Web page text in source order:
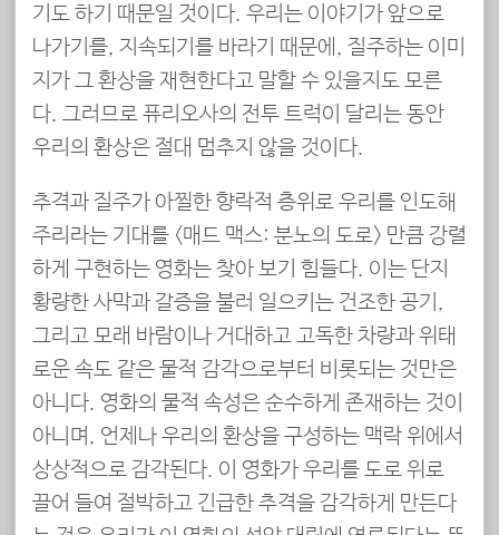
기도 하기 때문일 것이다. 우리는 이야기가 앞으로
나가기를, 지속되기를 바라기 때문에, 질주하는 이미
지가 그 환상을 재현한다고 말할 수 있을지도 모른
다. 그러므로 퓨리오사의 전투 트럭이 달리는 동안
우리의 환상은 절대 멈추지 않을 것이다.
추격과 질주가 아찔한 향락적 층위로 우리를 인도해
주리라는 기대를 <매드 맥스: 분노의 도로> 만큼 강렬
하게 구현하는 영화는 찾아 보기 힘들다. 이는 단지
황량한 사막과 갈증을 불러 일으키는 건조한 공기,
그리고 모래 바람이나 거대하고 고독한 차량과 위태
로운 속도 같은 물적 감각으로부터 비롯되는 것만은
아니다. 영화의 물적 속성은 순수하게 존재하는 것이
아니며, 언제나 우리의 환상을 구성하는 맥락 위에서
상상적으로 감각된다. 이 영화가 우리를 도로 위로
끌어 들여 절박하고 긴급한 추격을 감각하게 만든다